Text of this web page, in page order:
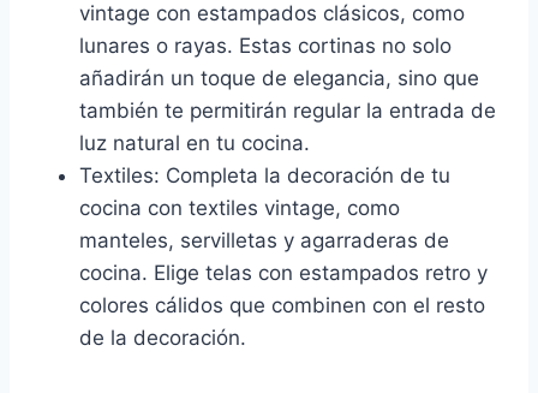
vintage con estampados clásicos, como
lunares o rayas. Estas cortinas no solo
añadirán un toque de elegancia, sino que
también te permitirán regular la entrada de
luz natural en tu cocina.
Textiles: Completa la decoración de tu
cocina con textiles vintage, como
manteles, servilletas y agarraderas de
cocina. Elige telas con estampados retro y
colores cálidos que combinen con el resto
de la decoración.